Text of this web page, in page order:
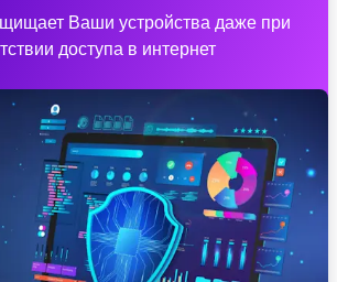
Ваши устройства даже при
доступа в интернет